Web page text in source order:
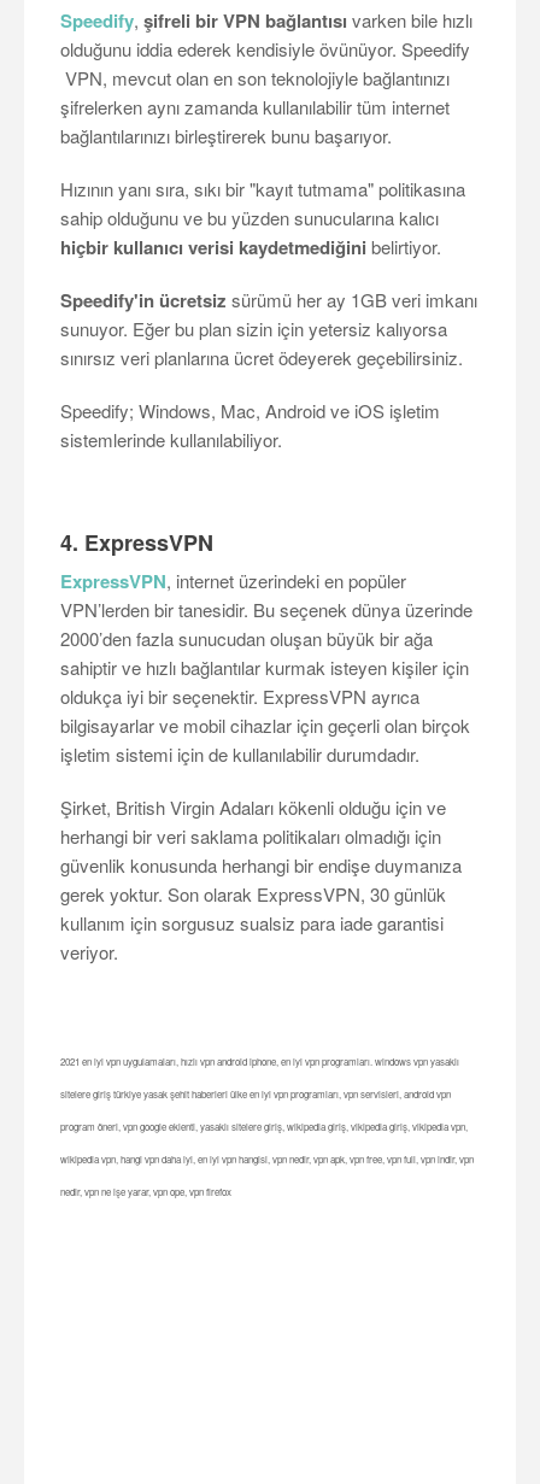
Speedify, şifreli bir VPN bağlantısı varken bile hızlı
olduğunu iddia ederek kendisiyle övünüyor. Speedify
VPN, mevcut olan en son teknolojiyle bağlantınızı
şifrelerken aynı zamanda kullanılabilir tüm internet
bağlantılarınızı birleştirerek bunu başarıyor.
Hızının yanı sıra, sıkı bir "kayıt tutmama" politikasına
sahip olduğunu ve bu yüzden sunucularına kalıcı
hiçbir kullanıcı verisi kaydetmediğini belirtiyor.
Speedify'in ücretsiz sürümü her ay 1GB veri imkanı
sunuyor. Eğer bu plan sizin için yetersiz kalıyorsa
sınırsız veri planlarına ücret ödeyerek geçebilirsiniz.
Speedify; Windows, Mac, Android ve iOS işletim
sistemlerinde kullanılabiliyor.
4. ExpressVPN
ExpressVPN, internet üzerindeki en popüler
VPN’lerden bir tanesidir. Bu seçenek dünya üzerinde
2000’den fazla sunucudan oluşan büyük bir ağa
sahiptir ve hızlı bağlantılar kurmak isteyen kişiler için
oldukça iyi bir seçenektir. ExpressVPN ayrıca
bilgisayarlar ve mobil cihazlar için geçerli olan birçok
işletim sistemi için de kullanılabilir durumdadır.
Şirket, British Virgin Adaları kökenli olduğu için ve
herhangi bir veri saklama politikaları olmadığı için
güvenlik konusunda herhangi bir endişe duymanıza
gerek yoktur. Son olarak ExpressVPN, 30 günlük
kullanım için sorgusuz sualsiz para iade garantisi
veriyor.
2021 en iyi vpn uygulamaları, hızlı vpn android iphone, en iyi vpn programları. windows vpn yasaklı
sitelere giriş türkiye yasak şehit haberleri ülke en iyi vpn programları, vpn servisleri, android vpn
program öneri, vpn google eklenti, yasaklı sitelere giriş, wikipedia giriş, vikipedia giriş, vikipedia vpn,
wikipedia vpn, hangi vpn daha iyi, en iyi vpn hangisi, vpn nedir, vpn apk, vpn free, vpn full, vpn indir, vpn
nedir, vpn ne işe yarar, vpn ope, vpn firefox